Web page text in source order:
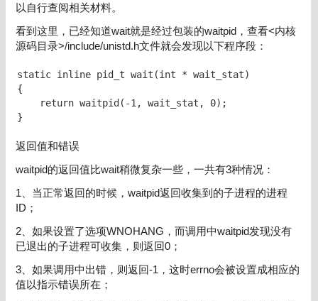
以自行查阅相关材料。
看到这里，已经知道wait就是经过包装的waitpid，查看<内核
源码目录>/include/unistd.h文件就会发现以下程序段：
static inline pid_t wait(int * wait_stat)
{
return waitpid(-1, wait_stat, 0);
}
返回值和错误
waitpid的返回值比wait稍微复杂一些，一共有3种情况：
1、当正常返回的时候，waitpid返回收集到的子进程的进程
ID；
2、如果设置了选项WNOHANG，而调用中waitpid发现没有
已退出的子进程可收集，则返回0；
3、如果调用中出错，则返回-1，这时errno会被设置成相应的
值以指示错误所在；